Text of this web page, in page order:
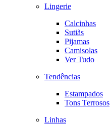
Lingerie
Calcinhas
Sutiãs
Pijamas
Camisolas
Ver Tudo
Tendências
Estampados
Tons Terrosos
Linhas